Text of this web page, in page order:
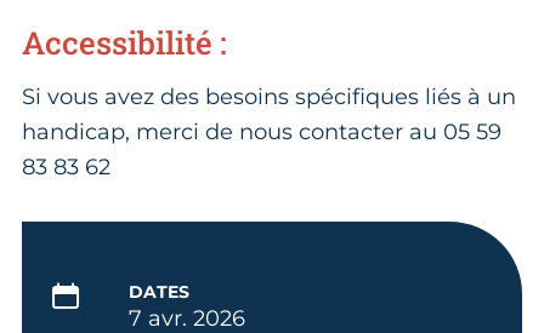
Accessibilité :
Si vous avez des besoins spécifiques liés à un
handicap, merci de nous contacter au 05 59
83 83 62
DATES
7 avr. 2026